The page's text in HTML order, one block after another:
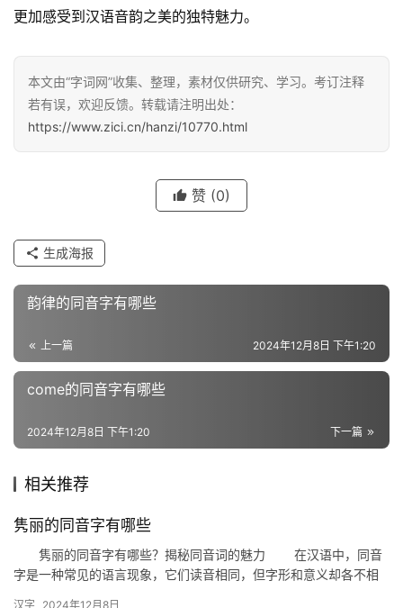
组
反
近
义
组
词
更加感受到汉语音韵之美的独特魅力。
本文由“字词网”收集、整理，素材仅供研究、学习。考订注释
若有误，欢迎反馈。转载请注明出处：
https://www.zici.cn/hanzi/10770.html
赞 (0)
生成海报
韵律的同音字有哪些
上一篇 2024年12月8日 下午1:20
come的同音字有哪些
下一篇
2024年12月8日 下午1:20
相关推荐
隽丽的同音字有哪些
隽丽的同音字有哪些？揭秘同音词的魅力 在汉语中，同音
字是一种常见的语言现象，它们读音相同，但字形和意义却各不相
汉字 2024年12月8日